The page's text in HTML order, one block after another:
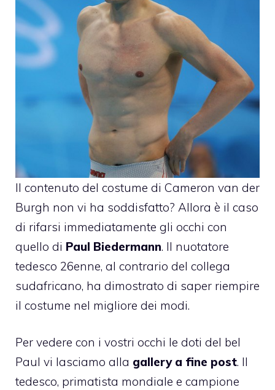
Il contenuto del costume di Cameron van der
Burgh non vi ha soddisfatto? Allora è il caso
di rifarsi immediatamente gli occhi con
quello di Paul Biedermann. Il nuotatore
tedesco 26enne, al contrario del collega
sudafricano, ha dimostrato di saper riempire
il costume nel migliore dei modi.
Per vedere con i vostri occhi le doti del bel
Paul vi lasciamo alla gallery a fine post. Il
tedesco, primatista mondiale e campione